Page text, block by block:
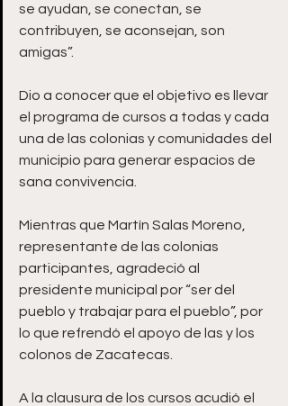
se ayudan, se conectan, se
contribuyen, se aconsejan, son
amigas”.
Dio a conocer que el objetivo es llevar
el programa de cursos a todas y cada
una de las colonias y comunidades del
municipio para generar espacios de
sana convivencia.
Mientras que Martín Salas Moreno,
representante de las colonias
participantes, agradeció al
presidente municipal por “ser del
pueblo y trabajar para el pueblo”, por
lo que refrendó el apoyo de las y los
colonos de Zacatecas.
A la clausura de los cursos acudió el